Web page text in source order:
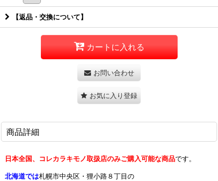
【返品・交換について】
カートに入れる
お問い合わせ
お気に入り登録
商品詳細
日本全国、コレカラキモノ取扱店のみご購入可能な商品です。
北海道では札幌市中央区・狸小路８丁目の